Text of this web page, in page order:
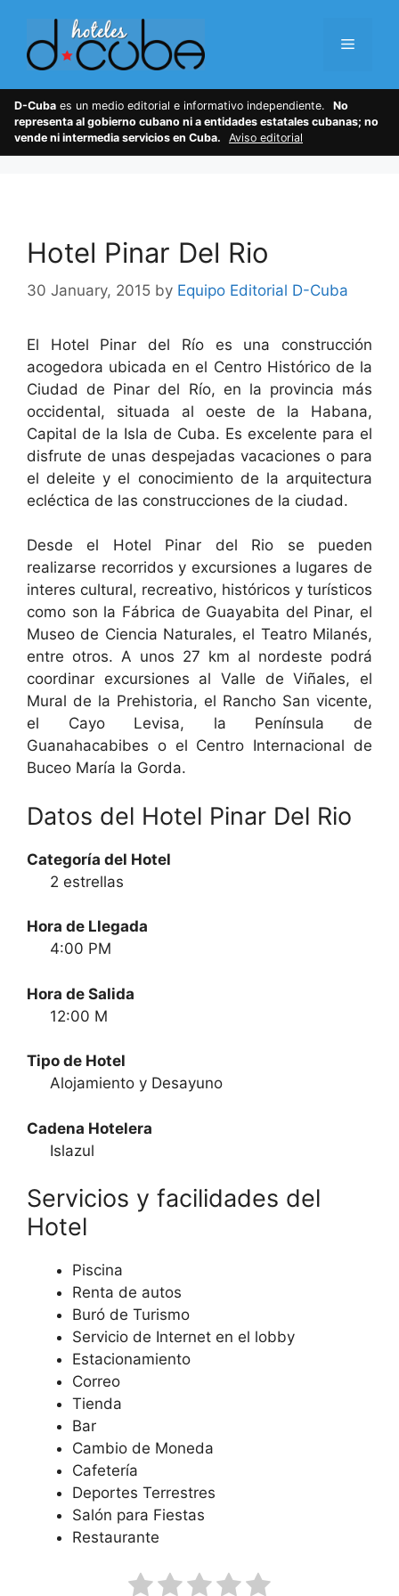
content
Menu
D-Cuba es un medio editorial e informativo independiente.
No
representa al gobierno cubano ni a entidades estatales cubanas; no
vende ni intermedia servicios en Cuba.
Aviso editorial
Hotel Pinar Del Rio
30 January, 2015 by Equipo Editorial D-Cuba
El Hotel Pinar del Río es una construcción
acogedora ubicada en el Centro Histórico de la
Ciudad de Pinar del Río, en la provincia más
occidental, situada al oeste de la Habana,
Capital de la Isla de Cuba. Es excelente para el
disfrute de unas despejadas vacaciones o para
el deleite y el conocimiento de la arquitectura
ecléctica de las construcciones de la ciudad.
Desde el Hotel Pinar del Rio se pueden
realizarse recorridos y excursiones a lugares de
interes cultural, recreativo, históricos y turísticos
como son la Fábrica de Guayabita del Pinar, el
Museo de Ciencia Naturales, el Teatro Milanés,
entre otros. A unos 27 km al nordeste podrá
coordinar excursiones al Valle de Viñales, el
Mural de la Prehistoria, el Rancho San vicente,
el Cayo Levisa, la Península de
Guanahacabibes o el Centro Internacional de
Buceo María la Gorda.
Datos del Hotel Pinar Del Rio
Categoría del Hotel
2 estrellas
Hora de Llegada
4:00 PM
Hora de Salida
12:00 M
Tipo de Hotel
Alojamiento y Desayuno
Cadena Hotelera
Islazul
Servicios y facilidades del
Hotel
Piscina
Renta de autos
Buró de Turismo
Servicio de Internet en el lobby
Estacionamiento
Correo
Tienda
Bar
Cambio de Moneda
Cafetería
Deportes Terrestres
Salón para Fiestas
Restaurante